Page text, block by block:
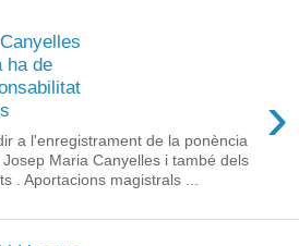
ha de
›
a l'enregistrament de la ponència
Maria Canyelles i també dels
. Aportacions magistrals ...